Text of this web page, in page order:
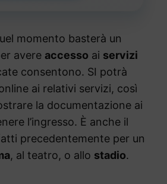
momento basterà un
avere accesso ai servizi
consentono. SI potrà
ai relativi servizi, così
la documentazione ai
l’ingresso. È anche il
precedentemente per un
, al teatro, o allo stadio.